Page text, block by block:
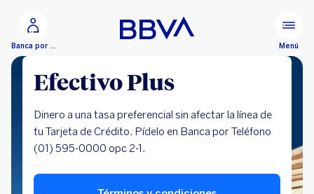
Banca por Internet Menú
Efectivo Plus
Dinero a una tasa preferencial sin afectar la línea de
tu Tarjeta de Crédito. Pídelo en Banca por Teléfono
(01) 595-0000 opc 2-1.